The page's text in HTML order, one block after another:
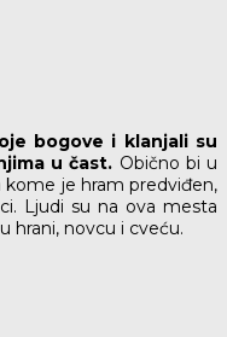
bogove i klanjali su
u čast. Obično bi u
je hram predviđen,
Ljudi su na ova mesta
hrani, novcu i cveću.